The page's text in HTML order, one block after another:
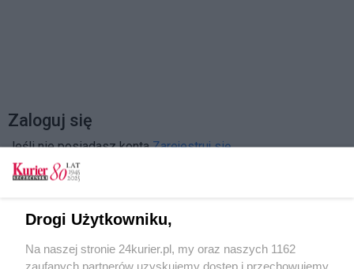
Zaloguj się
Jeśli nie posiadasz kontaZarejestruj się
Drogi Użytkowniku,
Na naszej stronie 24kurier.pl, my oraz naszych 1162
zaufanych partnerów uzyskujemy dostęp i przechowujemy